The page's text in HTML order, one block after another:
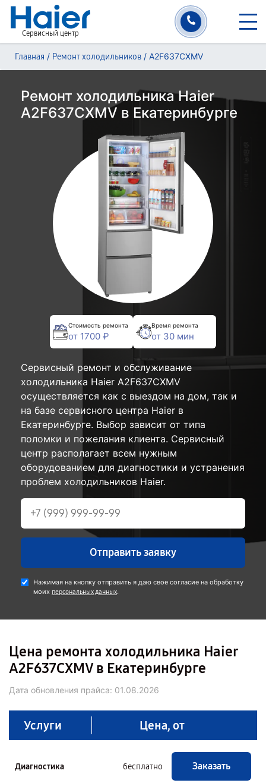
Сервисный центр
Главная / Ремонт холодильников / A2F637CXMV
Ремонт холодильника Haier
A2F637CXMV в Екатеринбурге
Стоимость ремонта
от 1700 ₽
Время ремонта
от 30 мин
Сервисный ремонт и обслуживание
холодильника Haier A2F637CXMV
осуществляется как с выездом на дом, так и
на базе сервисного центра Haier в
Екатеринбурге. Выбор зависит от типа
поломки и пожелания клиента. Сервисный
центр располагает всем нужным
оборудованием для диагностики и устранения
проблем холодильников Haier.
Отправить заявку
Нажимая на кнопку отправить я даю свое согласие на обработку
моих персональных данных.
Цена ремонта холодильника Haier
A2F637CXMV в Екатеринбурге
Дата обновления прайса: 01.08.2026
Услуги Цена, от
Диагностика бесплатно Заказать